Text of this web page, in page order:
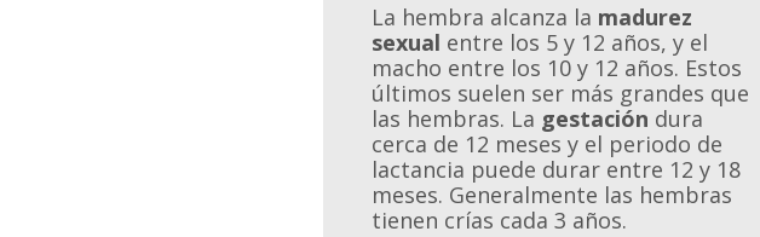
La hembra alcanza la madurez
sexual entre los 5 y 12 años, y el
macho entre los 10 y 12 años. Estos
últimos suelen ser más grandes que
las hembras. La gestación dura
cerca de 12 meses y el periodo de
lactancia puede durar entre 12 y 18
meses. Generalmente las hembras
tienen crías cada 3 años.